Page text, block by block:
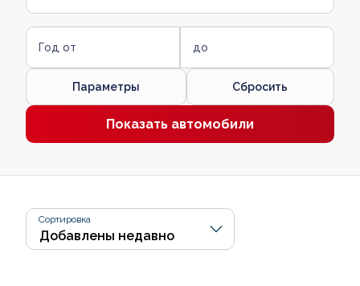
Год от до
Параметры Сбросить
Показать автомобили
Сортировка